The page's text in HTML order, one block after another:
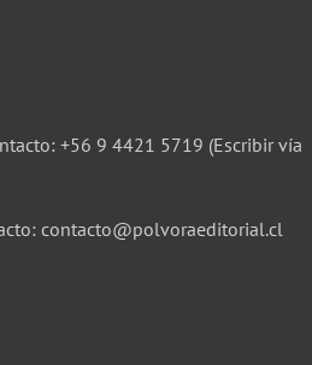
+56 9 4421 5719 (Escribir vía
contacto@polvoraeditorial.cl